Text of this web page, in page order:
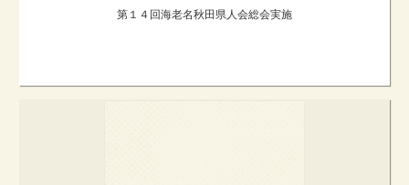
第１４回海老名秋田県人会総会実施